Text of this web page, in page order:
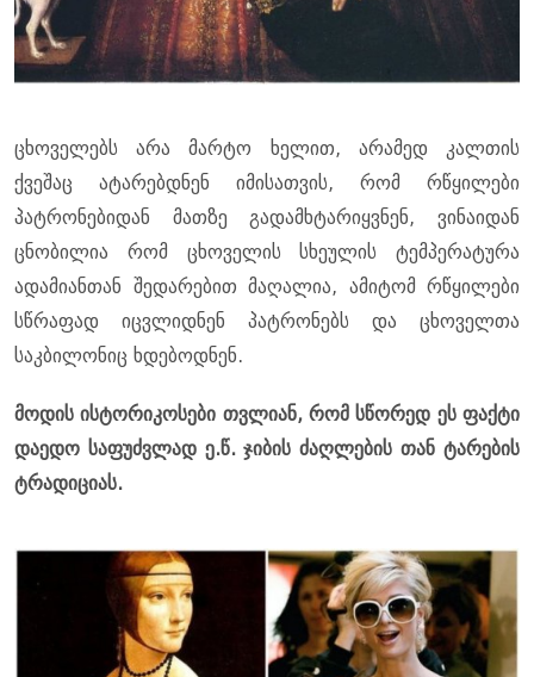
ცხოველებს არა მარტო ხელით, არამედ კალთის
ქვეშაც ატარებდნენ იმისათვის, რომ რწყილები
პატრონებიდან მათზე გადამხტარიყვნენ, ვინაიდან
ცნობილია რომ ცხოველის სხეულის ტემპერატურა
ადამიანთან შედარებით მაღალია, ამიტომ რწყილები
სწრაფად იცვლიდნენ პატრონებს და ცხოველთა
საკბილონიც ხდებოდნენ.
მოდის ისტორიკოსები თვლიან, რომ სწორედ ეს ფაქტი
დაედო საფუძვლად ე.წ. ჯიბის ძაღლების თან ტარების
ტრადიციას.